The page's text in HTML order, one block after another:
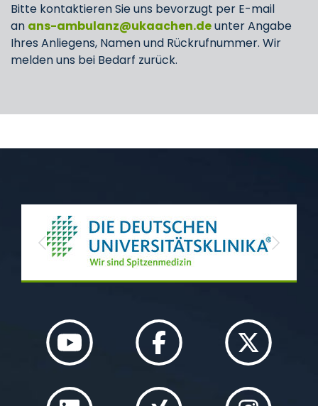
Bitte kontaktieren Sie uns bevorzugt per E-mail
an ans-ambulanz ukaachen deunter Angabe
Ihres Anliegens, Namen und Rückrufnummer. Wir
melden uns bei Bedarf zurück.
Previous Next